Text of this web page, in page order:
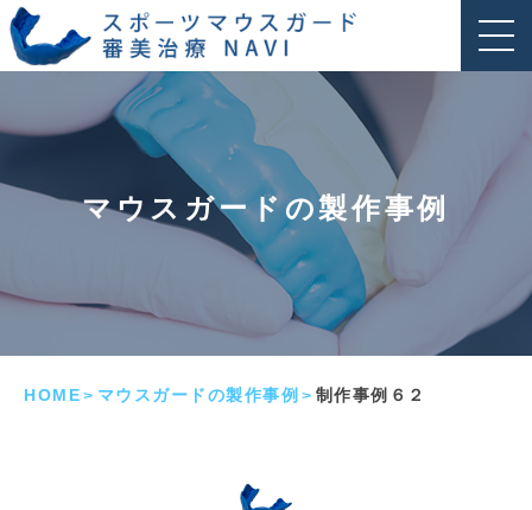
マウスガードの製作事例
HOME > マウスガードの製作事例 > 制作事例６２